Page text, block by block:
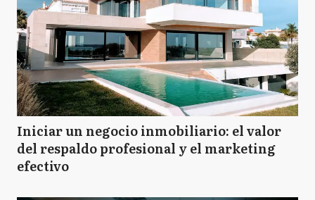
Iniciar un negocio inmobiliario: el valor
del respaldo profesional y el marketing
efectivo